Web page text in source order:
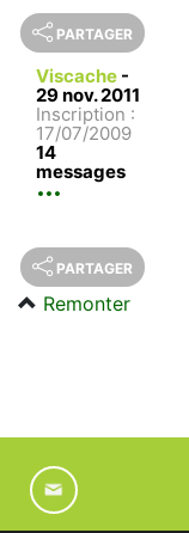
PARTAGER
Viscache -
29 nov. 2011
Inscription :
17/07/2009
14
messages
PARTAGER
Remonter